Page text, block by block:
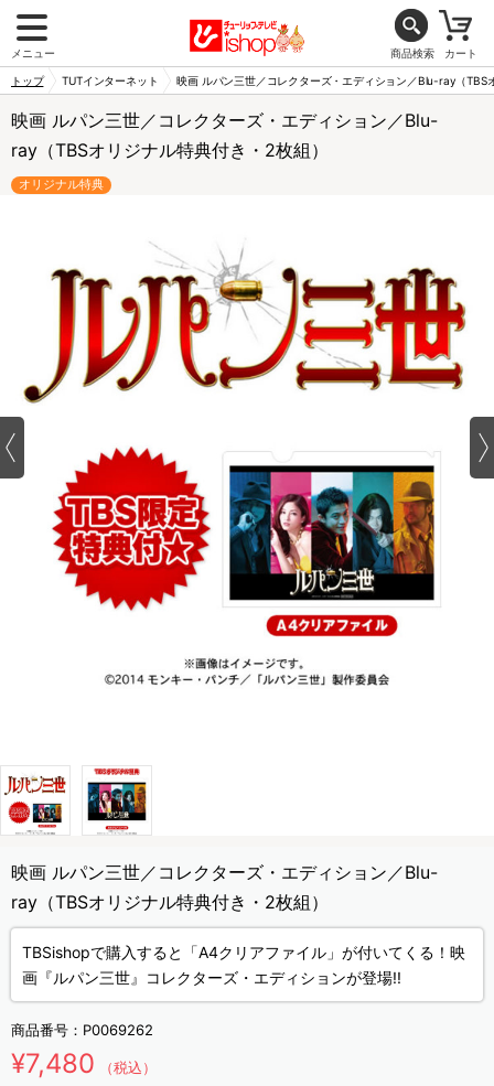
メニュー 商品検索 カート
トップ TUTインターネット 映画 ルパン三世／コレクターズ・エディション／Blu-ray（TBS
映画 ルパン三世／コレクターズ・エディション／Blu-
ray（TBSオリジナル特典付き・2枚組）
オリジナル特典
映画 ルパン三世／コレクターズ・エディション／Blu-
ray（TBSオリジナル特典付き・2枚組）
TBSishopで購入すると「A4クリアファイル」が付いてくる！映
画『ルパン三世』コレクターズ・エディションが登場!!
商品番号： P0069262
¥7,480 （税込）